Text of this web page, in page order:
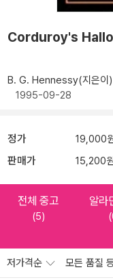
Corduroy's
B. G. Hennessy(지은이)
1995-09-28
정가 19,000
판매가 15,200
전체 중고
(5)
알라
저가격순 모든 품질